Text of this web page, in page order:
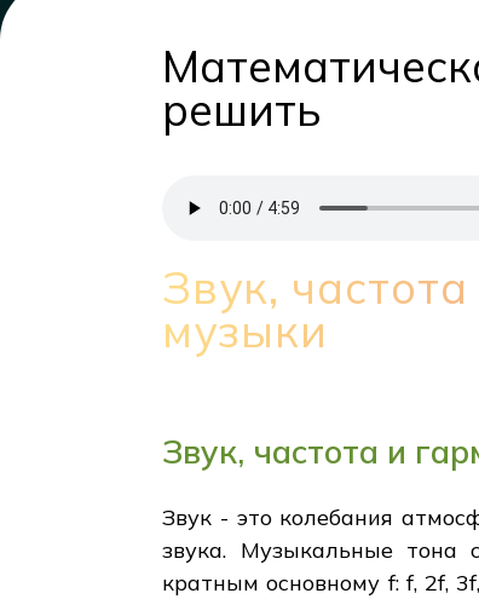
решить
Звук,
музыки
Звук, частота и
Звук - это колебания
звука. Музыкальные тона
кратным основному f: f, 2f,